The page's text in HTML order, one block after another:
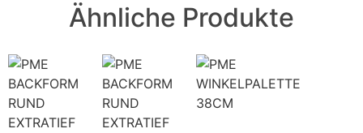
Ähnliche Produkte